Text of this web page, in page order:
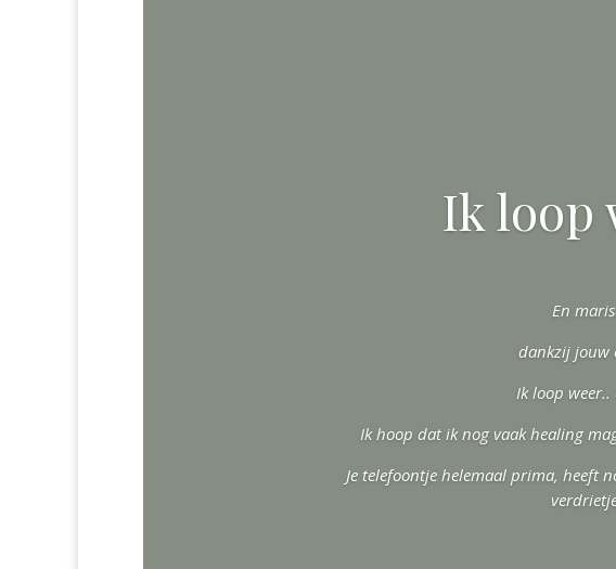
Ik loop
En
dankzij jouw
Ik loop
Ik hoop dat ik nog vaak healing
Je telefoontje helemaal prima, heeft